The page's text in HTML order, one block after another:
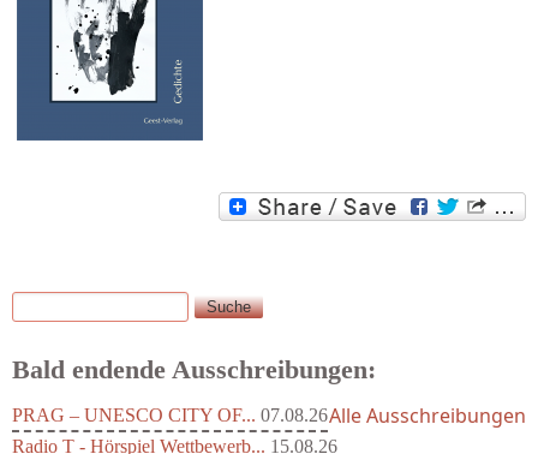
Suchformular
Suche
Bald endende Ausschreibungen:
PRAG – UNESCO CITY OF... 07.08.26
Radio T - Hörspiel Wettbewerb... 15.08.26
Alle Ausschreibungen